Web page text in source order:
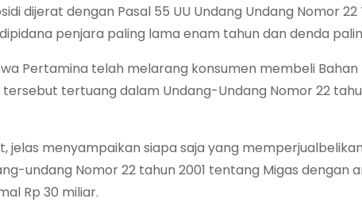
dijerat dengan Pasal 55 UU Undang Undang Nomor
penjara paling lama enam tahun dan denda
Pertamina telah melarang konsumen membeli Bahan
tersebut tertuang dalam Undang-Undang Nomor 22
jelas menyampaikan siapa saja yang
undang Nomor 22 tahun 2001 tentang Migas dengan
Rp 30 miliar.